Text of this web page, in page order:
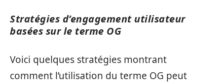
Stratégies d’engagement utilisateur
basées sur le terme OG
Voici quelques stratégies montrant
comment l’utilisation du terme OG peut